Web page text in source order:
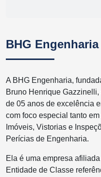
BHG Engenharia
A BHG Engenharia,
Bruno Henrique
de 05 anos de excelência
com foco especial tanto
Imóveis, Vistorias e
Perícias de Engenharia.
Ela é uma empresa
Entidade de Classe